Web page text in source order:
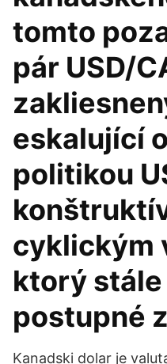
tomto
pár USD/
eskalující
politikou
cyklickým
ktorý
postupné
Kanadski dolar je